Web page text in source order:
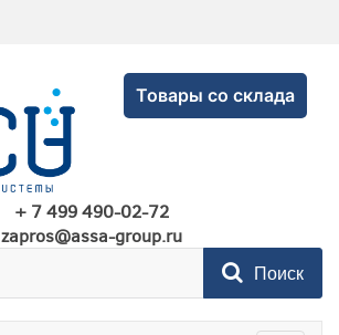
Товары со склада
+ 7 499 490-02-72
zapros@assa-group.ru
Поиск